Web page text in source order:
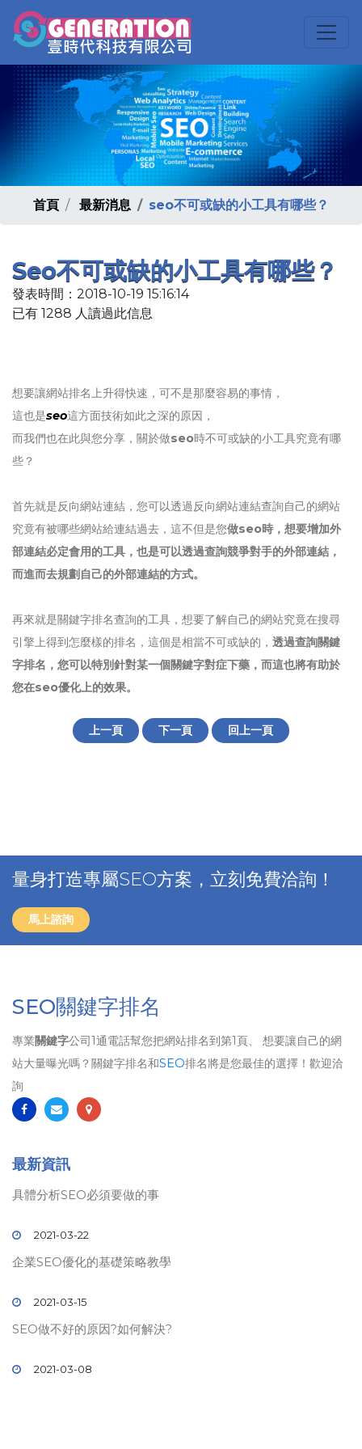
首頁 最新消息 seo不可或缺的小工具有哪些？
Seo不可或缺的小工具有哪些？
發表時間：2018-10-19 15:16:14
已有 1288 人讀過此信息
想要讓網站排名上升得快速，可不是那麼容易的事情，
這也是seo這方面技術如此之深的原因，
而我們也在此與您分享，關於做seo時不可或缺的小工具究竟有哪
些？
首先就是反向網站連結，您可以透過反向網站連結查詢自己的網站
究竟有被哪些網站給連結過去，這不但是您做seo時，想要增加外
部連結必定會用的工具，也是可以透過查詢競爭對手的外部連結，
而進而去規劃自己的外部連結的方式。
再來就是關鍵字排名查詢的工具，想要了解自己的網站究竟在搜尋
引擎上得到怎麼樣的排名，這個是相當不可或缺的， 透過查詢關鍵
字排名，您可以特別針對某一個關鍵字對症下藥，而這也將有助於
您在seo優化上的效果。
上一頁 下一頁 回上一頁
量身打造專屬SEO方案，立刻免費洽詢！
馬上諮詢
SEO關鍵字排名
專業關鍵字公司1通電話幫您把網站排名到第1頁、 想要讓自己的網
站大量曝光嗎？關鍵字排名和SEO排名將是您最佳的選擇！歡迎洽
詢
最新資訊
具體分析SEO必須要做的事
2021-03-22
企業SEO優化的基礎策略教學
2021-03-15
SEO做不好的原因?如何解決?
2021-03-08